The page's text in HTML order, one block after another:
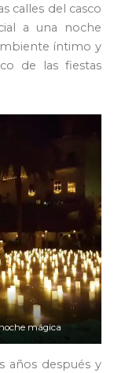
calles del casco
a una noche
íntimo y
de las fiestas
mágica
años después y